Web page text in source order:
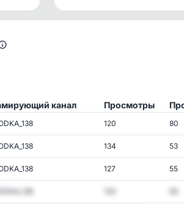
канал Просмотры
120 80
134 53
127 55